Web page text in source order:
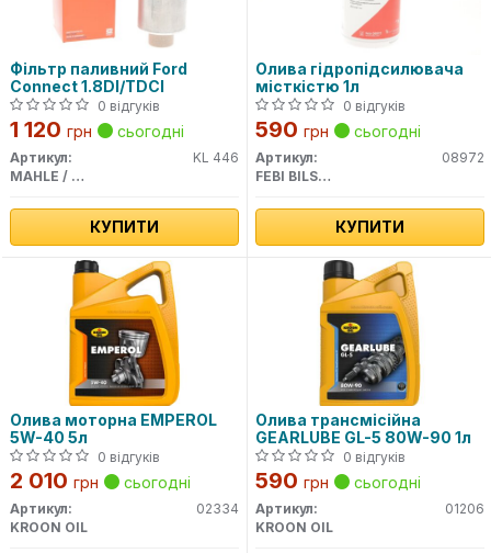
Фільтр паливний Ford
Connect 1.8DI/TDCI
0 відгуків
1 120 грн сьогодні
Артикул:
KL 446
MAHLE / KNECHT
КУПИТИ
Олива гідропідсилювача
місткістю 1л
0 відгуків
590 грн сьогодні
Артикул:
08972
FEBI BILSTEIN
КУПИТИ
Олива моторна EMPEROL
5W-40 5л
0 відгуків
2 010 грн сьогодні
Артикул:
02334
KROON OIL
Олива трансмісійна
GEARLUBE GL-5 80W-90 1л
0 відгуків
590 грн сьогодні
Артикул:
01206
KROON OIL